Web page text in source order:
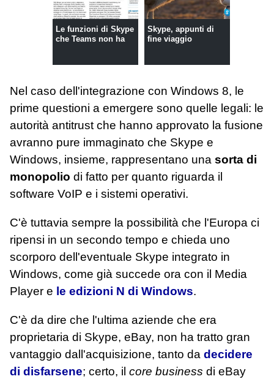
Le funzioni di Skype
che Teams non ha
Skype, appunti di
fine viaggio
Nel caso dell'integrazione con Windows 8, le
prime questioni a emergere sono quelle legali: le
autorità antitrust che hanno approvato la fusione
avranno pure immaginato che Skype e
Windows, insieme, rappresentano una sorta di
monopolio di fatto per quanto riguarda il
software VoIP e i sistemi operativi.
C'è tuttavia sempre la possibilità che l'Europa ci
ripensi in un secondo tempo e chieda uno
scorporo dell'eventuale Skype integrato in
Windows, come già succede ora con il Media
Player e le edizioni N di Windows.
C'è da dire che l'ultima aziende che era
proprietaria di Skype, eBay, non ha tratto gran
vantaggio dall'acquisizione, tanto da decidere
di disfarsene; certo, il core business di eBay